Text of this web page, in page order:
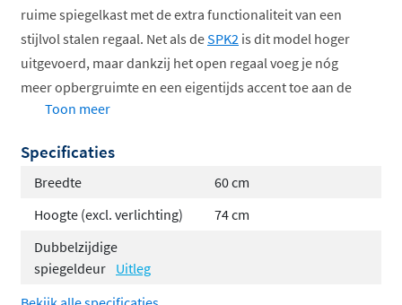
ruime spiegelkast met de extra functionaliteit van een
stijlvol stalen regaal. Net als deSPK2 is dit model hoger
uitgevoerd, maar dankzij het open regaal voeg je nóg
meer opbergruimte en een eigentijds accent toe aan de
badkamer.
Overzicht en rust in de badkamer
en gemak in het dagelijks gebruik. Achter de dubbel
gespiegelde deuren berg je al je badkamerproducten
netjes uit het zicht op, terwijl je alles toch direct bij de
Toon meer
Specificaties
Breedte
60 cm
Hoogte (excl. verlichting)
74 cm
Dubbelzijdige
spiegeldeur Uitleg